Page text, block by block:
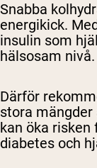
Snabba
energikick.
insulin som
hälsosam nivå.
Därför
stora
kan öka
diabetes och